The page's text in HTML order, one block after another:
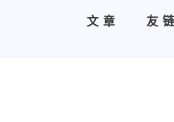
文章 友链